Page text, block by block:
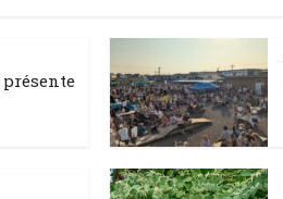
présente